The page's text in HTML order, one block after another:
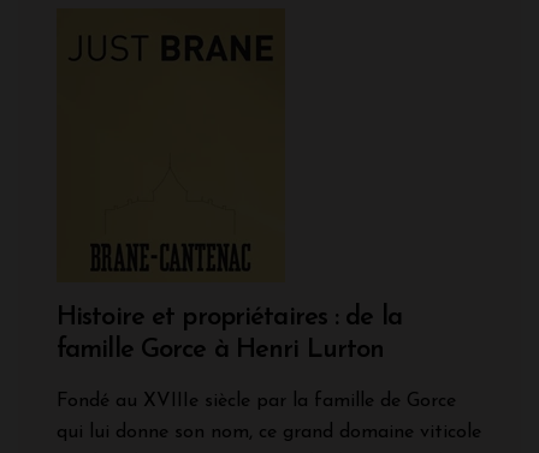
Histoire et propriétaires : de la
famille Gorce à Henri Lurton
Fondé au XVIIIe siècle par la famille de Gorce
qui lui donne son nom, ce grand domaine viticole